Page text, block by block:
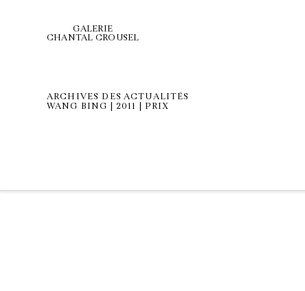
GALERIE
CHANTAL CROUSEL
ARCHIVES DES ACTUALITÉS
WANG BING | 2011 | PRIX